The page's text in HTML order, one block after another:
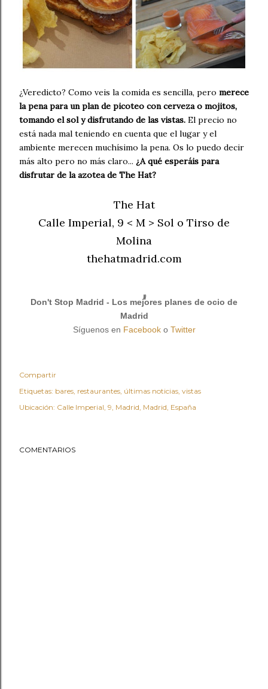
¿Veredicto? Como veis la comida es sencilla, pero merece
la pena para un plan de picoteo con cerveza o mojitos,
tomando el sol y disfrutando de las vistas. El precio no
está nada mal teniendo en cuenta que el lugar y el
ambiente merecen muchísimo la pena. Os lo puedo decir
más alto pero no más claro... ¿A qué esperáis para
disfrutar de la azotea de The Hat?
The Hat
Calle Imperial, 9 < M > Sol o Tirso de
Molina
thehatmadrid.com
Don't Stop Madrid - Los mejores planes de ocio de
Madrid
Síguenos en Facebooko Twitter
Compartir
Etiquetas: bares restaurantes últimas noticias vistas
Ubicación: Calle Imperial, 9, Madrid, Madrid, España
COMENTARIOS